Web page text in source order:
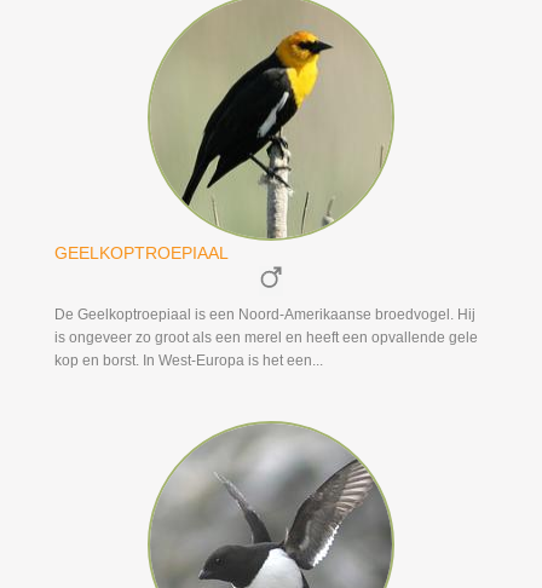
GEELKOPTROEPIAAL
De Geelkoptroepiaal is een Noord-Amerikaanse broedvogel. Hij
is ongeveer zo groot als een merel en heeft een opvallende gele
kop en borst. In West-Europa is het een...